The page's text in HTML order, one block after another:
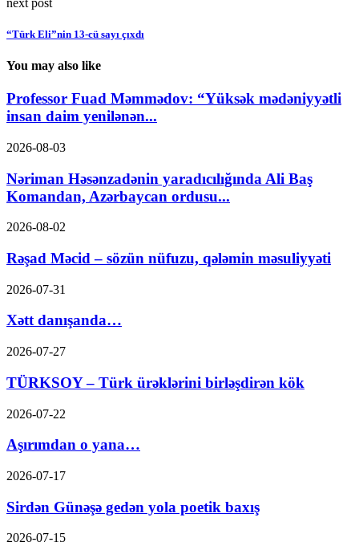
“Türk Eli”nin 13-cü sayı çıxdı
You may also like
Professor Fuad Məmmədov: “Yüksək mədəniyyətli
insan daim yenilənən...
2026-08-03
Nəriman Həsənzadənin yaradıcılığında Ali Baş
Komandan, Azərbaycan ordusu...
2026-08-02
Rəşad Məcid – sözün nüfuzu, qələmin məsuliyyəti
2026-07-31
Xətt danışanda…
2026-07-27
TÜRKSOY – Türk ürəklərini birləşdirən kök
2026-07-22
Aşırımdan o yana…
2026-07-17
Sirdən Günəşə gedən yola poetik baxış
2026-07-15